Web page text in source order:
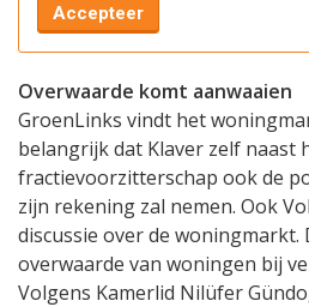
Accepteer
Overwaarde komt aanwaaien
GroenLinks vindt het
belangrijk dat Klaver zelf naast
fractievoorzitterschap ook de
zijn rekening zal nemen. Ook
discussie over de woningmarkt.
overwaarde van woningen bij
Volgens Kamerlid Nilüfer